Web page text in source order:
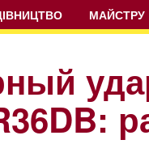
МАЙСТРУ